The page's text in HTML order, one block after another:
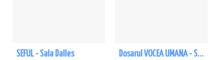
SEFUL - Sala Dalles Dosarul VOCEA UMANA - Sala Dalles